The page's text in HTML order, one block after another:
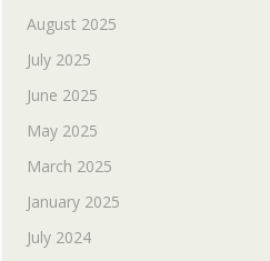
August 2025
July 2025
June 2025
May 2025
March 2025
January 2025
July 2024